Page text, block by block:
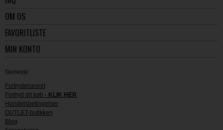
OM OS
FAVORITLISTE
MIN KONTO
Genveje
Fortrydelsesret
Fortryd dit køb - KLIK HER
Handelsbetingelser
OUTLET-butikken
Blog